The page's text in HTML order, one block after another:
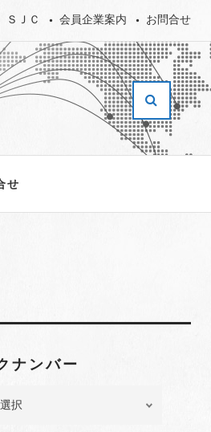
ＳＪＣ 会員企業案内 お問合せ
せ
ナンバー